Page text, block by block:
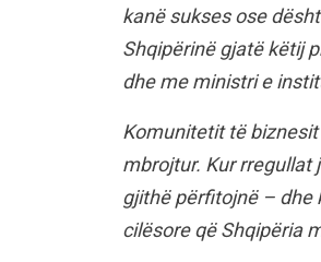
kanë sukses ose
Shqipërinë gjatë këtij
dhe me ministri e
Komunitetit të
mbrojtur. Kur rregullat
gjithë përfitojnë – dhe
cilësore që Shqipëria